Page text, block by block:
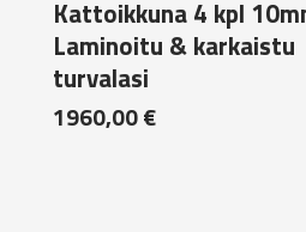
Kattoikkuna 4 kpl
Laminoitu & karkaistu
turvalasi
1960,00€